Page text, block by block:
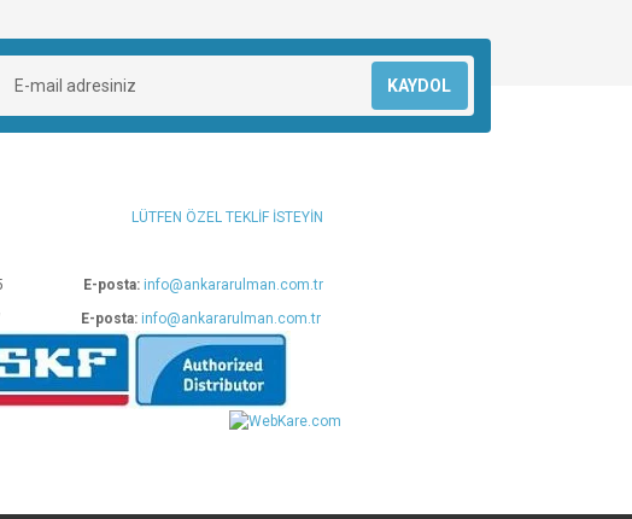
KAYDOL
LÜTFEN ÖZEL TEKLİF İSTEYİN
21 05 E-posta: info@ankararulman.com.tr
27 27 E-posta: info@ankararulman.com.tr